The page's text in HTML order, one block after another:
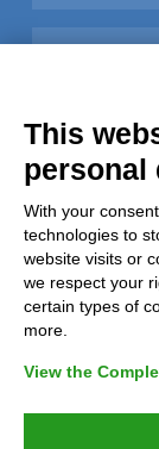
This
personal
With your
technologies to
website visits or
we respect your
certain types of
more.
View the